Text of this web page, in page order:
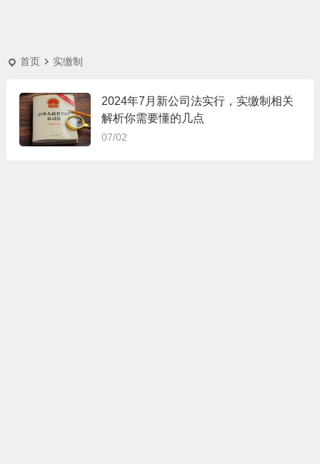
首页 实缴制
2024年7月新公司法实行，实缴制相关
解析你需要懂的几点
07/02